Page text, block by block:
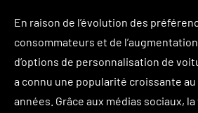
En raison de l’évolution des
consommateurs et de
d’options de personnalisation de
a connu une popularité croissante
années. Grâce aux médias sociaux,